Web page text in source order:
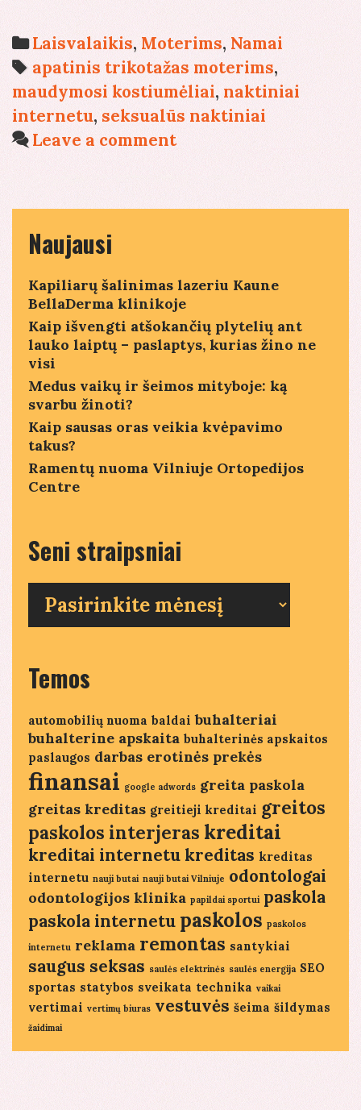
pagal
figūros
tipą
Categories
Laisvalaikis, Moterims, Namai
Tags
apatinis trikotažas moterims,
maudymosi kostiumėliai, naktiniai
internetu, seksualūs naktiniai
Leave a comment
Naujausi
Kapiliarų šalinimas lazeriu Kaune
BellaDerma klinikoje
Kaip išvengti atšokančių plytelių ant
lauko laiptų – paslaptys, kurias žino ne
visi
Medus vaikų ir šeimos mityboje: ką
svarbu žinoti?
Kaip sausas oras veikia kvėpavimo
takus?
Ramentų nuoma Vilniuje Ortopedijos
Centre
Seni straipsniai
straipsniai
Temos
automobilių nuoma baldai buhalteriai
buhalterine apskaita buhalterinės apskaitos
paslaugos darbas erotinės prekės
finansai google adwords greita paskola
greitas kreditas greitieji kreditai greitos
paskolos interjeras kreditai
kreditai internetu kreditas kreditas
internetu nauji butai nauji butai Vilniuje odontologai
odontologijos klinika papildai sportui paskola
paskola internetu paskolos paskolos
internetu reklama remontas santykiai
saugus seksas saulės elektrinės saulės energija SEO
sportas statybos sveikata technika vaikai
vertimai vertimų biuras vestuvės šeima šildymas
žaidimai